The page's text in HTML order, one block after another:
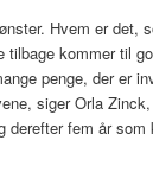
Hvem er det,
tilbage kommer til
penge, der er
siger Orla
derefter fem år